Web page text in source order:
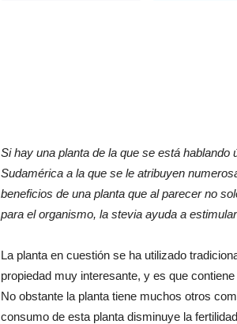
Si hay una planta de la que se está
Sudamérica a la que se le atribuyen
beneficios de una planta que al parecer no
para el organismo, la stevia ayuda a
La planta en cuestión se ha utilizado
propiedad muy interesante, y es que
No obstante la planta tiene muchos otros
consumo de esta planta disminuye la